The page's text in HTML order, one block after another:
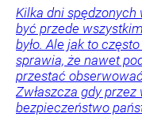
Kilka dni spędzonych
być przede
było. Ale jak to
sprawia, że nawet
przestać
Zwłaszcza gdy
bezpieczeństwo